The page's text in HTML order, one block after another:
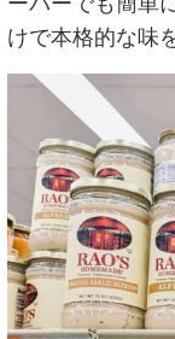
けで本格的な味